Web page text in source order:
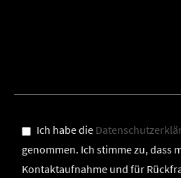
Ich habe die
genommen. Ich stimme zu, dass
Kontaktaufnahme und für